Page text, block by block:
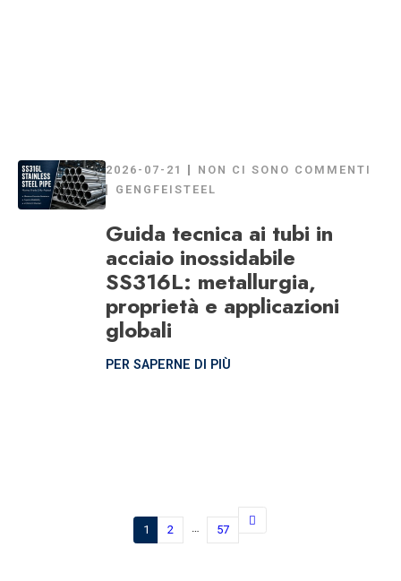
2026-07-21
NON CI SONO COMMENTI
GENGFEISTEEL
Guida tecnica ai tubi in
acciaio inossidabile
SS316L: metallurgia,
proprietà e applicazioni
globali
PER SAPERNE DI PIÙ
1 2 … 57